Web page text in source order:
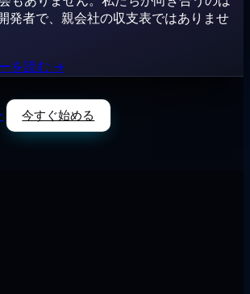
発者で、親会社の収支表ではありませ
を読む →
今すぐ始める